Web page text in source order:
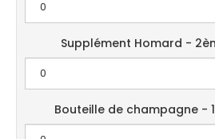
Supplément Homard -
Bouteille de champagne -